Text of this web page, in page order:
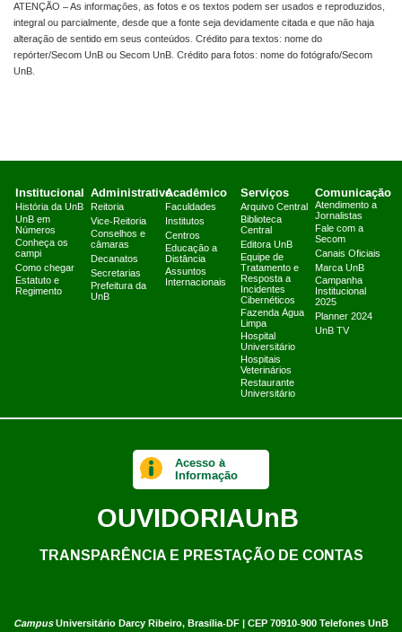
ATENÇÃO – As informações, as fotos e os textos podem ser usados e reproduzidos,
integral ou parcialmente, desde que a fonte seja devidamente citada e que não haja
alteração de sentido em seus conteúdos. Crédito para textos: nome do
repórter/Secom UnB ou Secom UnB. Crédito para fotos: nome do fotógrafo/Secom
UnB.
Institucional
História da UnB
UnB em
Números
Conheça os
campi
Como chegar
Estatuto e
Regimento
Administrativo
Reitoria
Vice-Reitoria
Conselhos e
câmaras
Decanatos
Secretarias
Prefeitura da
UnB
Acadêmico
Faculdades
Institutos
Centros
Educação a
Distância
Assuntos
Internacionais
Serviços
Arquivo Central
Biblioteca
Central
Editora UnB
Equipe de
Tratamento e
Resposta a
Incidentes
Cibernéticos
Fazenda Água
Limpa
Hospital
Universitário
Hospitais
Veterinários
Restaurante
Universitário
Comunicação
Atendimento a
Jornalistas
Fale com a
Secom
Canais Oficiais
Marca UnB
Campanha
Institucional
2025
Planner 2024
UnB TV
CampusUniversitário Darcy Ribeiro, Brasília-DF | CEP 70910-900 Telefones UnB
Acesso à
Informação
OUVIDORIAUnB
TRANSPARÊNCIA E PRESTAÇÃO DE CONTAS